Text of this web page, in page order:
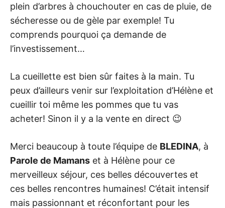
plein d’arbres à chouchouter en cas de pluie, de
sécheresse ou de gèle par exemple! Tu
comprends pourquoi ça demande de
l’investissement…
La cueillette est bien sûr faites à la main. Tu
peux d’ailleurs venir sur l’exploitation d’Hélène et
cueillir toi même les pommes que tu vas
acheter! Sinon il y a la vente en direct 😉
Merci beaucoup à toute l’équipe de BLEDINA, à
Parole de Mamans et à Hélène pour ce
merveilleux séjour, ces belles découvertes et
ces belles rencontres humaines! C’était intensif
mais passionnant et réconfortant pour les